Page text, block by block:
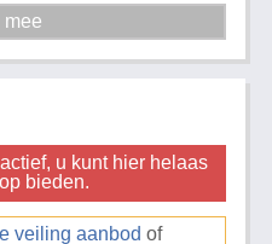
u kunt hier helaas
bieden.
veiling aanbod of